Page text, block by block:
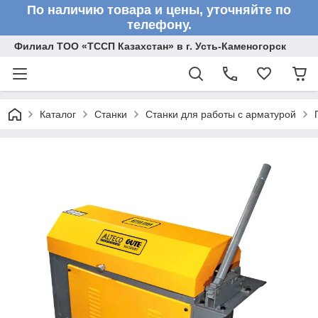
По наличию товара и цены, уточняйте по
телефону.
Филиал ТОО «ТССП Казахстан» в г. Усть-Каменогорск
Каталог Станки Станки для работы с арматурой